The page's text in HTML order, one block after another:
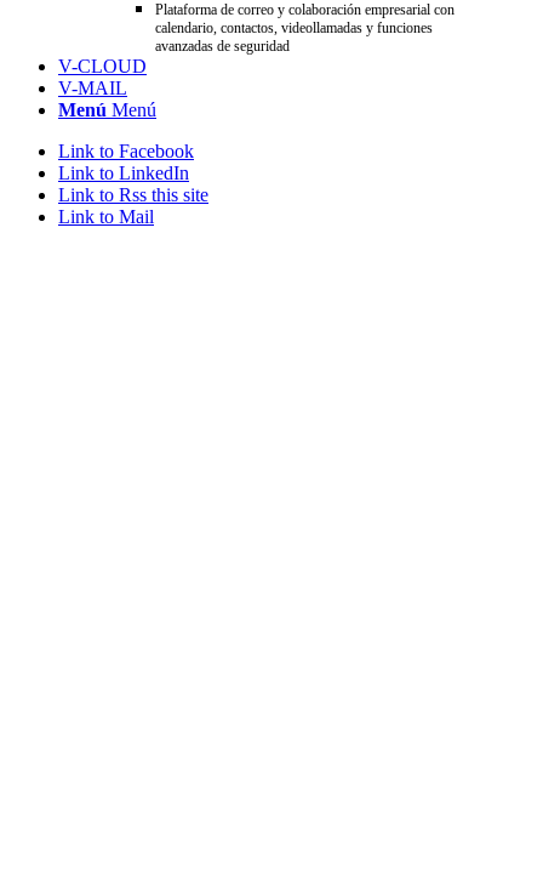
Plataforma de correo y colaboración empresarial con
calendario, contactos, videollamadas y funciones
avanzadas de seguridad
V-CLOUD
V-MAIL
Menú Menú
Link to Facebook
Link to LinkedIn
Link to Rss this site
Link to Mail